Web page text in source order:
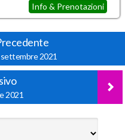
Info & Prenotazioni
2021
2021